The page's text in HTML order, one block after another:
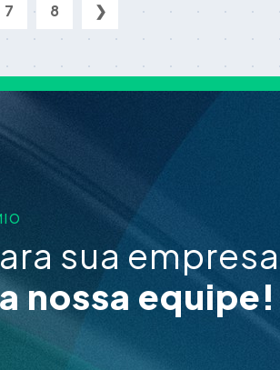
7 8 ❯
sua empresa
nossa equipe!